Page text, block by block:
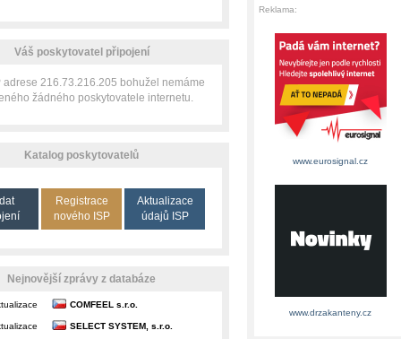
Váš poskytovatel připojení
adrese 216.73.216.205 bohužel nemáme
žádného poskytovatele internetu.
Katalog poskytovatelů
Registrace
nového ISP
Aktualizace
údajů ISP
Nejnovější zprávy z databáze
COMFEEL s.r.o.
SELECT SYSTEM, s.r.o.
Reklama:
www.eurosignal.cz
www.drzakanteny.cz